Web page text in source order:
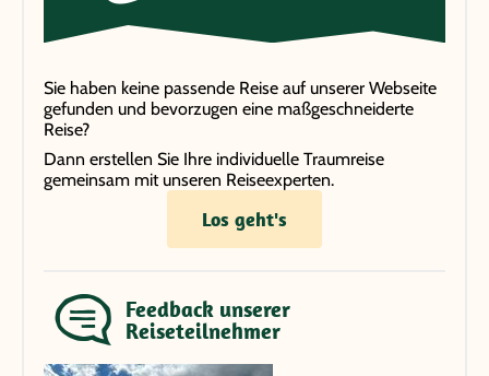
Sie haben keine passende Reise auf unserer Webseite
gefunden und bevorzugen eine maßgeschneiderte
Reise?
Dann erstellen Sie Ihre individuelle Traumreise
gemeinsam mit unseren Reiseexperten.
Los geht's
Feedback unserer
Reiseteilnehmer